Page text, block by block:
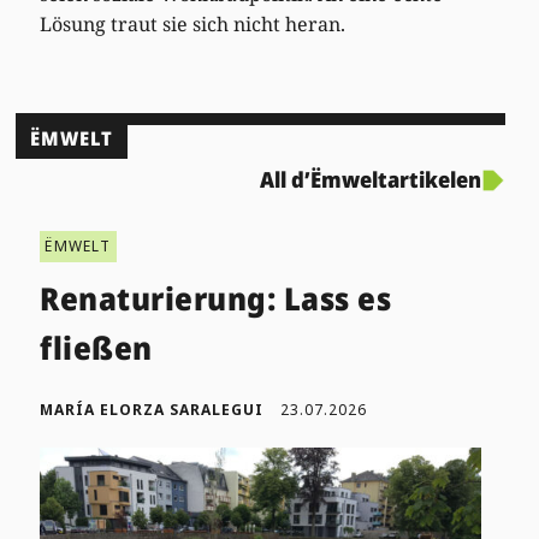
Lösung traut sie sich nicht heran.
ËMWELT
All d’Ëmweltartikelen
ËMWELT
Renaturierung: Lass es
fließen
MARÍA ELORZA SARALEGUI 23.07.2026